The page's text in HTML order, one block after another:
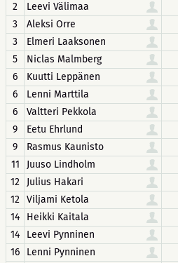
2
Leevi Välimaa
3
Aleksi Orre
3
Elmeri Laaksonen
5
Niclas Malmberg
6
Kuutti Leppänen
6
Lenni Marttila
6
Valtteri Pekkola
9
Eetu Ehrlund
9
Rasmus Kaunisto
11
Juuso Lindholm
12
Julius Hakari
12 Viljami Ketola
14
Heikki Kaitala
14
Leevi Pynninen
16
Lenni Pynninen